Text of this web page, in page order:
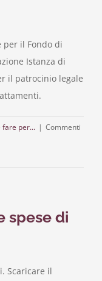
il Fondo di
Istanza di
il patrocinio legale
fare per... | Commenti
spese di
Scaricare il